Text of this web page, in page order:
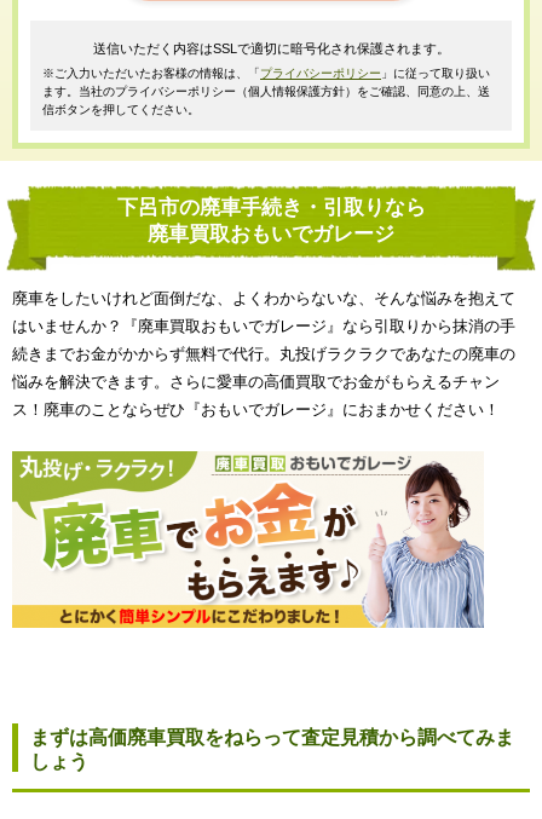
送信いただく内容はSSLで適切に暗号化され保護されます。
※ご入力いただいたお客様の情報は、「プライバシーポリシー 」に従って取り扱い
ます。当社のプライバシーポリシー（個人情報保護方針）をご確認、同意の上、送
信ボタンを押してください。
下呂市の廃車手続き・引取りなら
廃車買取おもいでガレージ
廃車をしたいけれど面倒だな、よくわからないな、そんな悩みを抱えて
はいませんか？『廃車買取おもいでガレージ』なら引取りから抹消の手
続きまでお金がかからず無料で代行。丸投げラクラクであなたの廃車の
悩みを解決できます。さらに愛車の高価買取でお金がもらえるチャン
ス！廃車のことならぜひ『おもいでガレージ』におまかせください！
まずは高価廃車買取をねらって査定見積から調べてみま
しょう